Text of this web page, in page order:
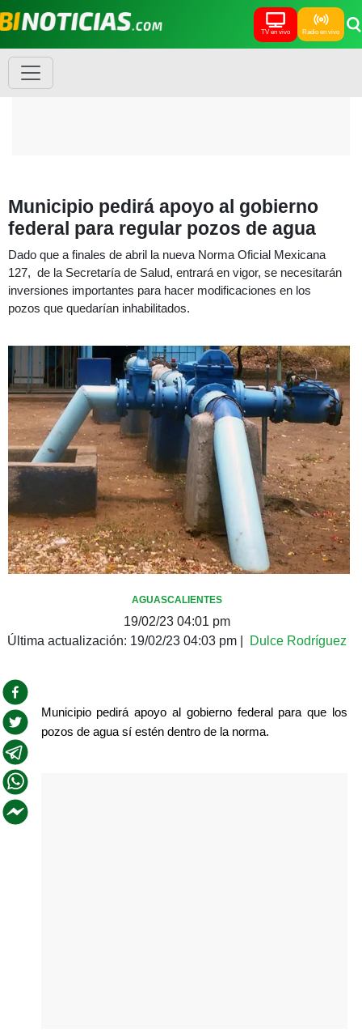
TV en vivo Radio en vivo
Municipio pedirá apoyo al gobierno
federal para regular pozos de agua
Dado que a finales de abril la nueva Norma Oficial Mexicana
127, de la Secretaría de Salud, entrará en vigor, se necesitarán
inversiones importantes para hacer modificaciones en los
pozos que quedarían inhabilitados.
AGUASCALIENTES
19/02/23 04:01 pm
Última actualización: 19/02/23 04:03 pm Dulce Rodríguez
Municipio pedirá apoyo al gobierno federal para que los
pozos de agua sí estén dentro de la norma.